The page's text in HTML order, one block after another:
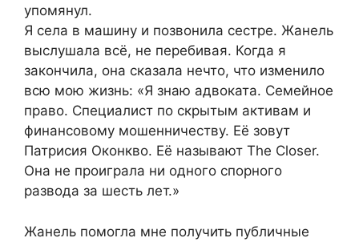
упомянул.
Я села в машину и позвонила сестре. Жанель
выслушала всё, не перебивая. Когда я
закончила, она сказала нечто, что изменило
всю мою жизнь: «Я знаю адвоката. Семейное
право. Специалист по скрытым активам и
финансовому мошенничеству. Её зовут
Патрисия Оконкво. Её называют The Closer.
Она не проиграла ни одного спорного
развода за шесть лет.»
Жанель помогла мне получить публичные